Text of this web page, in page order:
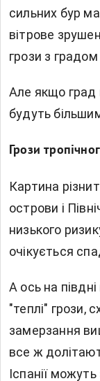
сильних бур
вітрове
грози з
Але якщо град
будуть
Грози
Картина
острови і
низького
очікується
А ось на
"теплі" грози,
замерзання
все ж
Іспанії